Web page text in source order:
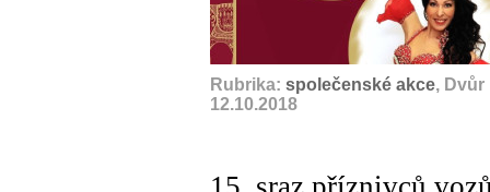
Rubrika: společenské akce, Dvůr
12.10.2018